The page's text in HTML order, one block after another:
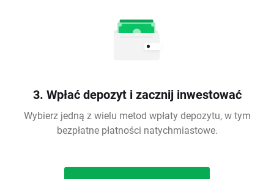
3. Wpłać depozyt i zacznij inwestować
Wybierz jedną z wielu metod wpłaty depozytu, w tym
bezpłatne płatności natychmiastowe.